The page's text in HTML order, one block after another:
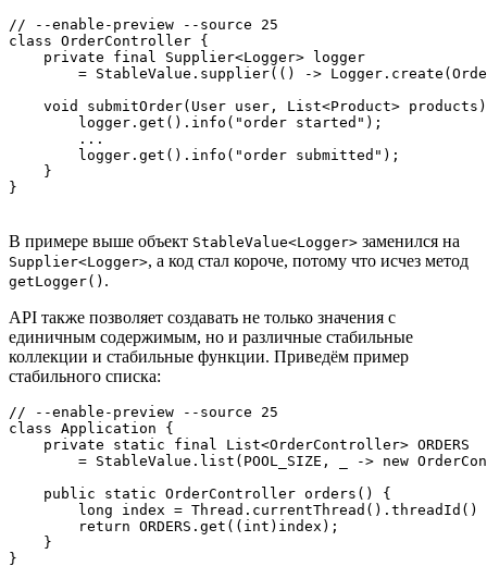
// --enable-preview --source 25
class OrderController {
    private final Supplier<Logger> logger
= StableValue.supplier(() ->
void submitOrder(User user, List<Product>
        logger.get().info("order started");
        ...
        logger.get().info("order submitted");
    }
В примере выше объект StableValue<Logger> заменился на
Supplier<Logger>, а код стал короче, потому что исчез метод
getLogger() .
API также позволяет создавать не только значения с
единичным содержимым, но и различные стабильные
коллекции и стабильные функции. Приведём пример
стабильного списка:
// --enable-preview --source 25
class Application {
    private static final List<OrderController> ORDERS
= StableValue.list(POOL_SIZE, _ -> new
    public static OrderController orders() {
long index = Thread.currentThread().threadId()
        return ORDERS.get((int)index);
    }